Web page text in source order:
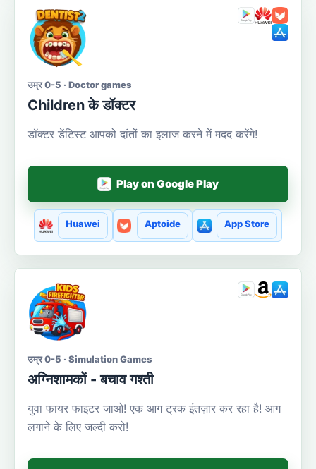
उम्र 0-5 · Doctor games
Сhildren के डॉक्टर
डॉक्टर डेंटिस्ट आपको दांतों का इलाज करने में मदद करेंगे!
Play on Google Play
Huawei Aptoide App Store
उम्र 0-5 · Simulation Games
अग्निशामकों - बचाव गश्ती
युवा फायर फाइटर जाओ! एक आग ट्रक इंतज़ार कर रहा है! आग
लगाने के लिए जल्दी करो!